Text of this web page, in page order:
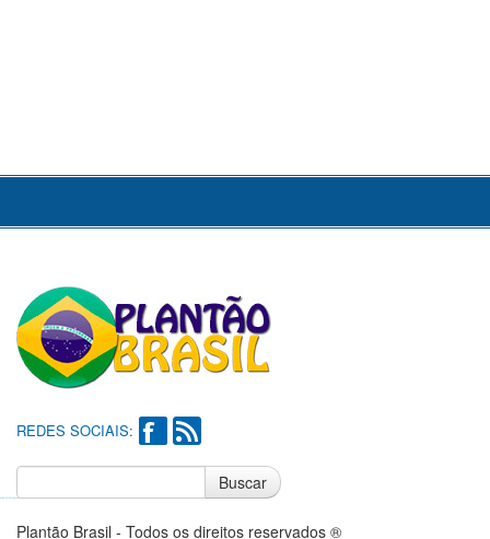
REDES SOCIAIS:
Buscar
Plantão Brasil - Todos os direitos reservados ®